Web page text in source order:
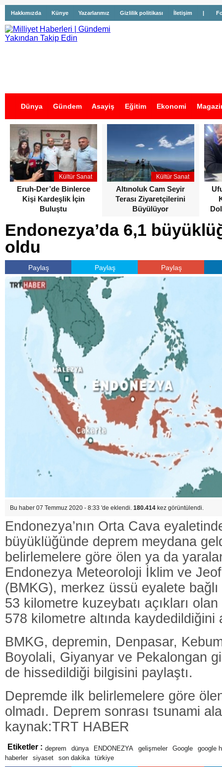
Hakkımızda Künye Yazarlarımız Gizlilik politikası İletişim |
Dünya Gündem Asayiş Eğitim Ekonomi
İş İlanları
Kültür Sanat
Eruh-Der’de Binlerce
Kişi Kardeşlik İçin
Buluştu
Kültür Sanat
Altınoluk Cam Seyir
Terası Ziyaretçilerini
Büyülüyor
Endonezya’da 6,1
oldu
Paylaş Paylaş Paylaş
Bu haber 07 Temmuz 2020 - 8:33 'de eklendi. 180.414 kez görüntülendi.
Endonezya’nın Orta Cava
büyüklüğünde deprem meydana
belirlemelere göre ölen ya da
Endonezya Meteoroloji İklim ve
(BMKG), merkez üssü eyalete
53 kilometre kuzeybatı açıkları
578 kilometre altında kaydedildiğini
BMKG, depremin, Denpasar,
Boyolali, Giyanyar ve Pekalongan
de hissedildiği bilgisini paylaştı.
Depremde ilk belirlemelere göre
olmadı. Deprem sonrası tsunami
kaynak:TRT HABER
Etiketler : deprem dünya ENDONEZYA gelişmeler Google
google
haberler
siyaset son dakika türkiye